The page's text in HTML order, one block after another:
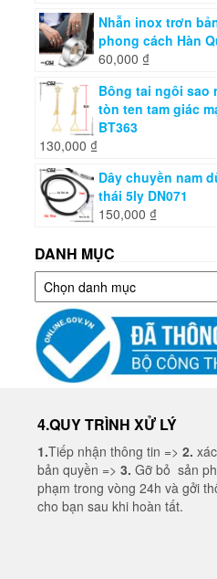
Nhẫn inox trơn
phong cách Hàn
60,000 ₫
Bông tai ngôi sao
tòn ten tam giác
BT363
130,000 ₫
Dây chuyền nam
thái 5ly DN071
150,000 ₫
DANH MỤC
Danh
mục
4.QUY TRÌNH XỬ LÝ
1.Tiếp nhận thông tin => 2.
bản quyền => 3. Gỡ bỏ sản
phạm trong vòng 24h và gởi
cho bạn sau khi hoàn tất.